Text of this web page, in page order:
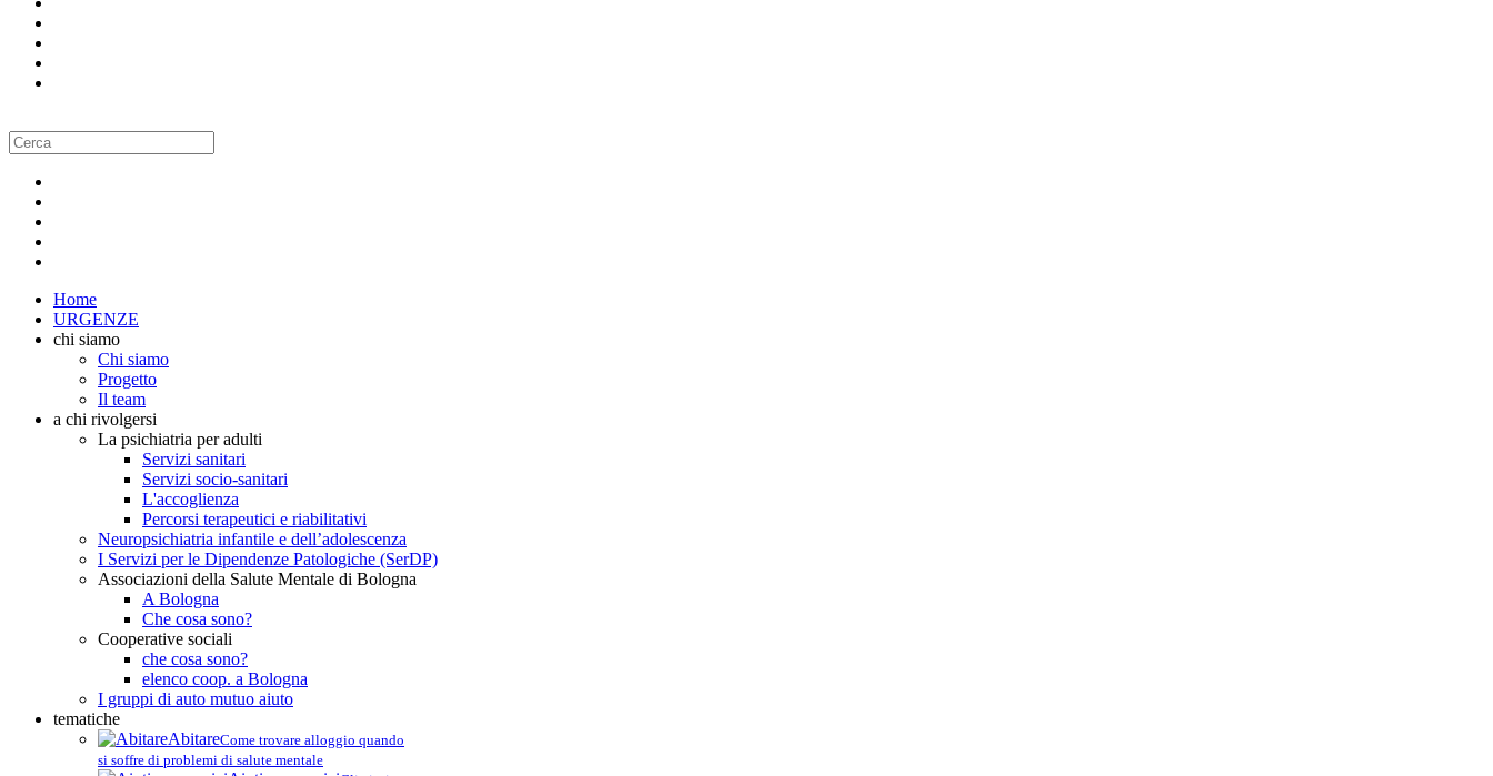
Home
URGENZE
chi siamo
Chi siamo
Progetto
Il team
a chi rivolgersi
La psichiatria per adulti
Servizi sanitari
Servizi socio-sanitari
L'accoglienza
Percorsi terapeutici e riabilitativi
Neuropsichiatria infantile e dell’adolescenza
I Servizi per le Dipendenze Patologiche (SerDP)
Associazioni della Salute Mentale di Bologna
A Bologna
Che cosa sono?
Cooperative sociali
che cosa sono?
elenco coop. a Bologna
I gruppi di auto mutuo aiuto
tematiche
AbitareCome trovare alloggio quando
si soffre di problemi di salute mentale